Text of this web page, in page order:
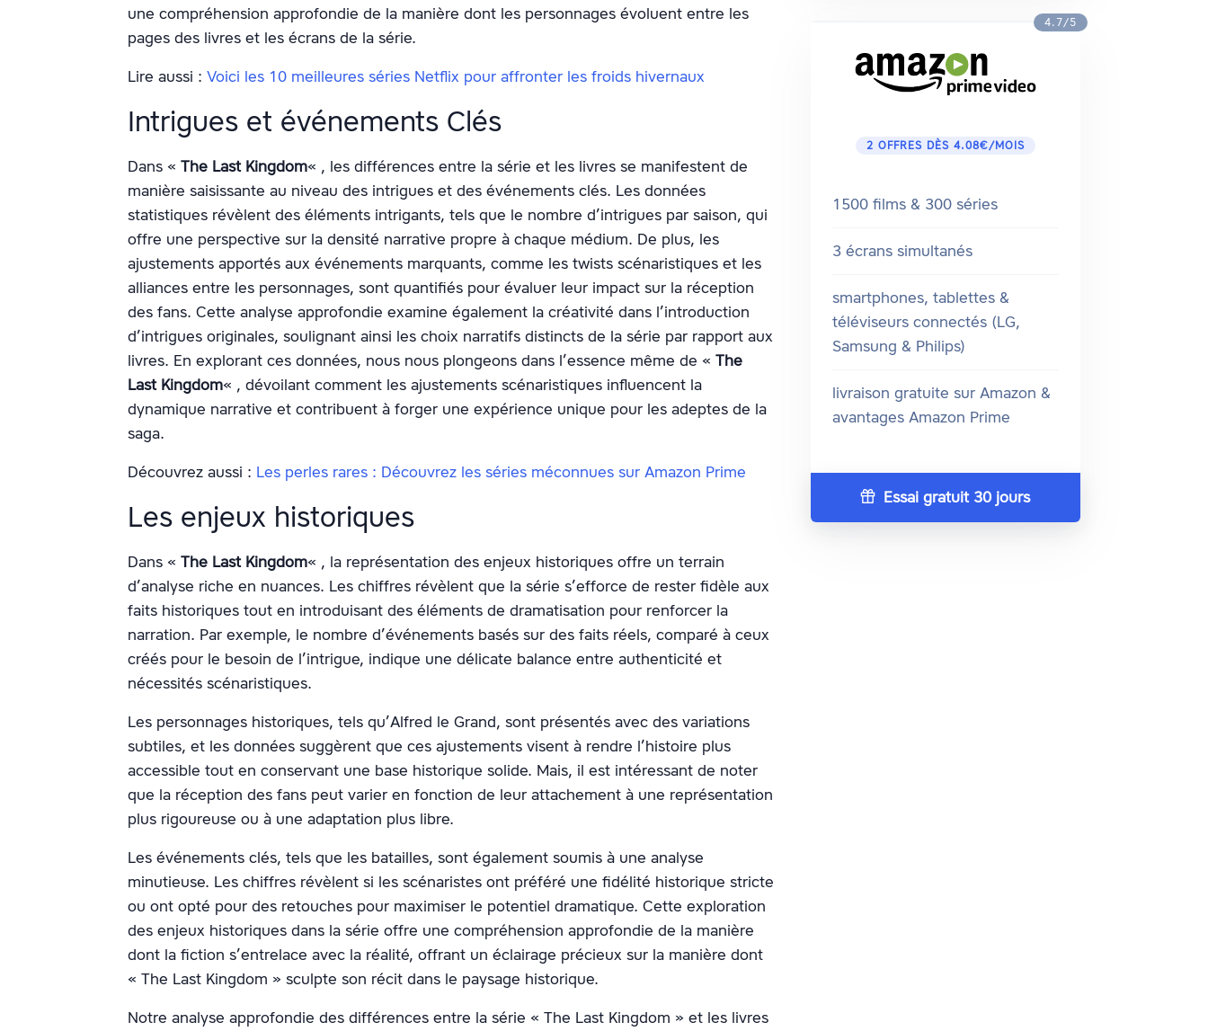
une compréhension approfondie de la manière dont les personnages évoluent entre les
pages des livres et les écrans de la série.
Lire aussi : Voici les 10 meilleures séries Netflix pour affronter les froids hivernaux
Intrigues et événements Clés
Dans « The Last Kingdom« , les différences entre la série et les livres se manifestent de
manière saisissante au niveau des intrigues et des événements clés. Les données
statistiques révèlent des éléments intrigants, tels que le nombre d’intrigues par saison, qui
offre une perspective sur la densité narrative propre à chaque médium. De plus, les
ajustements apportés aux événements marquants, comme les twists scénaristiques et les
alliances entre les personnages, sont quantifiés pour évaluer leur impact sur la réception
des fans. Cette analyse approfondie examine également la créativité dans l’introduction
d’intrigues originales, soulignant ainsi les choix narratifs distincts de la série par rapport aux
livres. En explorant ces données, nous nous plongeons dans l’essence même de « The
Last Kingdom« , dévoilant comment les ajustements scénaristiques influencent la
dynamique narrative et contribuent à forger une expérience unique pour les adeptes de la
saga.
Découvrez aussi : Les perles rares : Découvrez les séries méconnues sur Amazon Prime
Les enjeux historiques
Dans « The Last Kingdom« , la représentation des enjeux historiques offre un terrain
d’analyse riche en nuances. Les chiffres révèlent que la série s’efforce de rester fidèle aux
faits historiques tout en introduisant des éléments de dramatisation pour renforcer la
narration. Par exemple, le nombre d’événements basés sur des faits réels, comparé à ceux
créés pour le besoin de l’intrigue, indique une délicate balance entre authenticité et
nécessités scénaristiques.
Les personnages historiques, tels qu’Alfred le Grand, sont présentés avec des variations
subtiles, et les données suggèrent que ces ajustements visent à rendre l’histoire plus
accessible tout en conservant une base historique solide. Mais, il est intéressant de noter
que la réception des fans peut varier en fonction de leur attachement à une représentation
plus rigoureuse ou à une adaptation plus libre.
Les événements clés, tels que les batailles, sont également soumis à une analyse
minutieuse. Les chiffres révèlent si les scénaristes ont préféré une fidélité historique stricte
ou ont opté pour des retouches pour maximiser le potentiel dramatique. Cette exploration
des enjeux historiques dans la série offre une compréhension approfondie de la manière
dont la fiction s’entrelace avec la réalité, offrant un éclairage précieux sur la manière dont
« The Last Kingdom » sculpte son récit dans le paysage historique.
Notre analyse approfondie des différences entre la série « The Last Kingdom » et les livres
4.7/5
2 OFFRES DÈS 4.08€/MOIS
1500 films & 300 séries
3 écrans simultanés
smartphones, tablettes &
téléviseurs connectés (LG,
Samsung & Philips)
livraison gratuite sur Amazon &
avantages Amazon Prime
Essai gratuit 30 jours